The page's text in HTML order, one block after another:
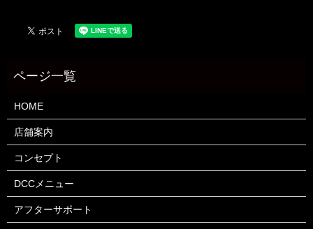
HOME
店舗案内
コンセプト
DCCメニュー
アフターサポート